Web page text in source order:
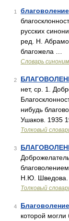
1 благоволение
русских
ред. Н.
благожела …
Словарь
2
нет, ср. 1.
нибудь
Ушаков. 1935
Толковый
3
Н.Ю. Шведова.
Толковый
4
которой могли